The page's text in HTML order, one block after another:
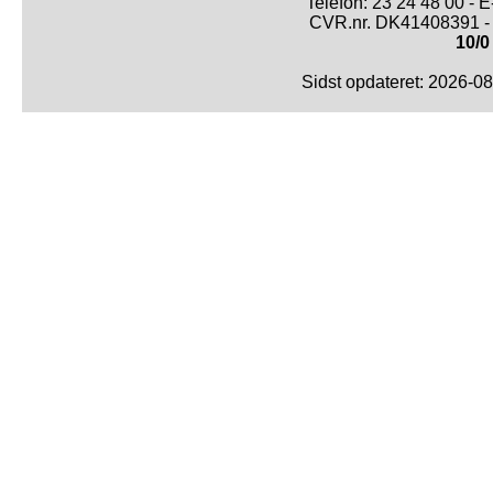
CVR.nr. DK41408391
10/0
Sidst opdateret: 2026-